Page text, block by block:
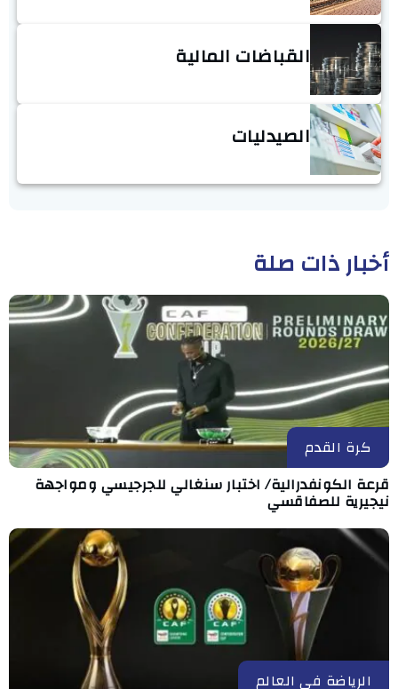
القباضات المالية
الصيدليات
أخبار ذات صلة
كرة القدم
قرعة الكونفدرالية/ اختبار سنغالي للجرجيسي ومواجهة
نيجيرية للصفاقسي
الرياضة في العالم